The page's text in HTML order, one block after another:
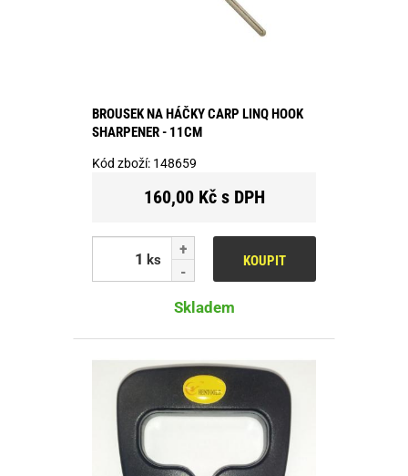
BROUSEK NA HÁČKY CARP LINQ HOOK
SHARPENER - 11CM
Kód zboží: 148659
160,00 Kč s DPH
ks KOUPIT
Skladem